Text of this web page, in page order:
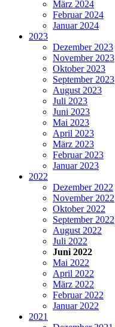
März 2024
Februar 2024
Januar 2024
2023
Dezember 2023
November 2023
Oktober 2023
September 2023
August 2023
Juli 2023
Juni 2023
Mai 2023
April 2023
März 2023
Februar 2023
Januar 2023
2022
Dezember 2022
November 2022
Oktober 2022
September 2022
August 2022
Juli 2022
Juni 2022
Mai 2022
April 2022
März 2022
Februar 2022
Januar 2022
2021